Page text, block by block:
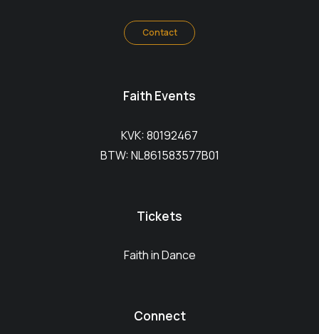
Contact
Faith Events
KVK: 80192467
BTW: NL861583577B01
Tickets
Faith in Dance
Connect